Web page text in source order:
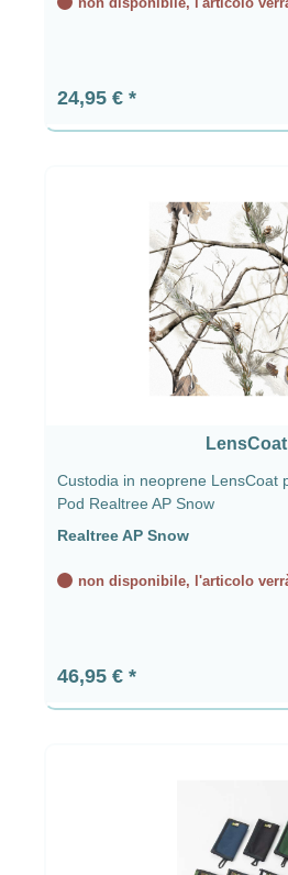
Prezzo normale:
24,95 €
LensCoat
Custodia in neoprene LensCoat
Pod Realtree AP Snow
Realtree AP Snow
non disponibile, l'articolo
Prezzo normale:
46,95 €